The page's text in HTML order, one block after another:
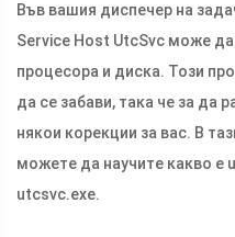
Във вашия диспечер на
Service Host UtcSvc може
процесора и диска. Този
да се забави, така че за да
някои корекции за вас. В
можете да научите какво е
utcsvc.exe.